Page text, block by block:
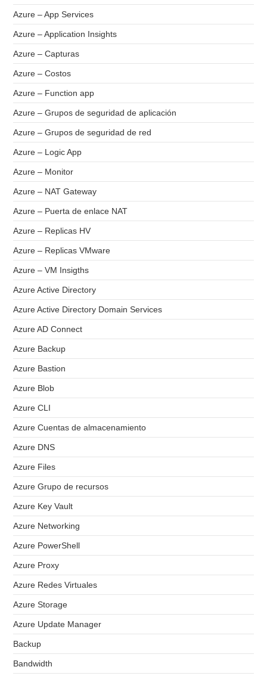
Azure – App Services
Azure – Application Insights
Azure – Capturas
Azure – Costos
Azure – Function app
Azure – Grupos de seguridad de aplicación
Azure – Grupos de seguridad de red
Azure – Logic App
Azure – Monitor
Azure – NAT Gateway
Azure – Puerta de enlace NAT
Azure – Replicas HV
Azure – Replicas VMware
Azure – VM Insigths
Azure Active Directory
Azure Active Directory Domain Services
Azure AD Connect
Azure Backup
Azure Bastion
Azure Blob
Azure CLI
Azure Cuentas de almacenamiento
Azure DNS
Azure Files
Azure Grupo de recursos
Azure Key Vault
Azure Networking
Azure PowerShell
Azure Proxy
Azure Redes Virtuales
Azure Storage
Azure Update Manager
Backup
Bandwidth